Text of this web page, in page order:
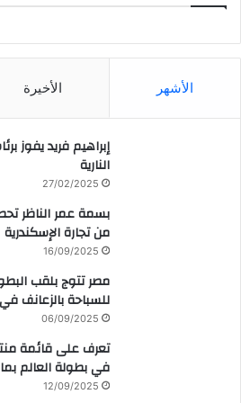
الأشهر الأخيرة
إبراهيم فريد يفوز
النارية
27/02/2025
بسمة عمر الناظر
من تجارة الإسكندرية
16/09/2025
مصر تتوج بلقب
للسباحة بالزعانف
06/09/2025
تعرف على قائمة
في بطولة العالم
12/09/2025